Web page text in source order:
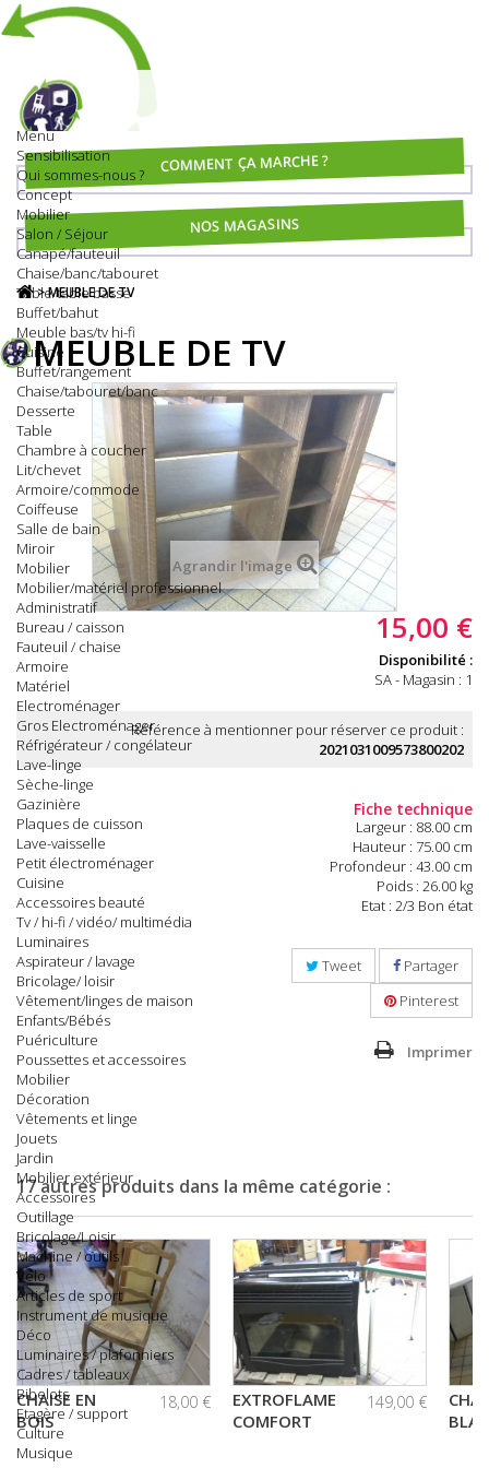
Menu
Sensibilisation
Qui sommes-nous ?
Concept
Mobilier
Salon / Séjour
Canapé/fauteuil
Chaise/banc/tabouret
Table/table basse
Buffet/bahut
Meuble bas/tv hi-fi
Cuisine
Buffet/rangement
Chaise/tabouret/banc
Desserte
Table
Chambre à coucher
Lit/chevet
Armoire/commode
Coiffeuse
Salle de bain
Miroir
Mobilier
Mobilier/matériel professionnel
Administratif
Bureau / caisson
Fauteuil / chaise
Armoire
Matériel
Electroménager
Gros Electroménager
Réfrigérateur / congélateur
Lave-linge
Sèche-linge
Gazinière
Plaques de cuisson
Lave-vaisselle
Petit électroménager
Cuisine
Accessoires beauté
Tv / hi-fi / vidéo/ multimédia
Luminaires
Aspirateur / lavage
Bricolage/ loisir
Vêtement/linges de maison
Enfants/Bébés
Puériculture
Poussettes et accessoires
Mobilier
Décoration
Vêtements et linge
Jouets
Jardin
Mobilier extérieur
Accessoires
Outillage
Bricolage/Loisir
Machine / outils
Vélo
Articles de sport
Instrument de musique
Déco
Luminaires / plafonniers
Cadres / tableaux
Bibelots
Etagère / support
Culture
Musique
COMMENT ÇA MARCHE ?
NOS MAGASINS
>MEUBLE DE TV
MEUBLE DE TV
Agrandir l'image
15,00 €
Disponibilité :
SA - Magasin : 1
Référence à mentionner pour réserver ce produit :
2021031009573800202
Fiche technique
Largeur : 88.00 cm
Hauteur : 75.00 cm
Profondeur : 43.00 cm
Poids : 26.00 kg
Etat : 2/3 Bon état
Tweet
Partager
Pinterest
Imprimer
17 autres produits dans la même catégorie :
CHAISE EN
BOIS
18,00 €
EXTROFLAME
COMFORT
149,00 €